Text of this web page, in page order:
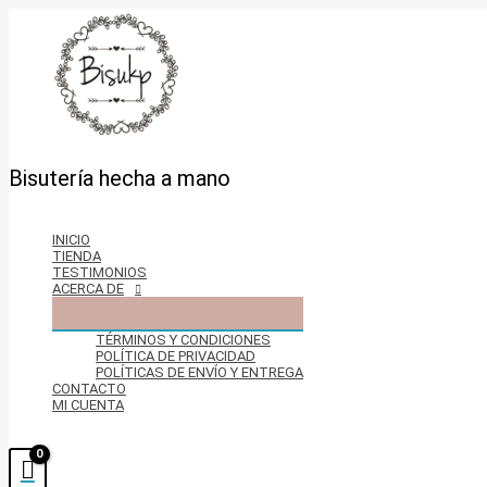
contenido
Bisutería hecha a mano
INICIO
TIENDA
TESTIMONIOS
ACERCA DE
TÉRMINOS Y CONDICIONES
POLÍTICA DE PRIVACIDAD
POLÍTICAS DE ENVÍO Y ENTREGA
CONTACTO
MI CUENTA